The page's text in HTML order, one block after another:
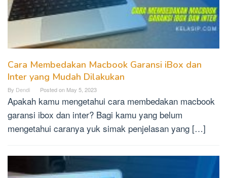
Cara Membedakan Macbook Garansi iBox dan
Inter yang Mudah Dilakukan
By Dendi Posted on May 5, 2023
Apakah kamu mengetahui cara membedakan macbook
garansi ibox dan inter? Bagi kamu yang belum
mengetahui caranya yuk simak penjelasan yang […]